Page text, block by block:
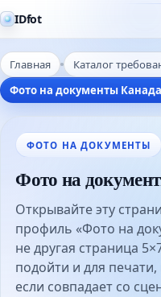
IDfot
Главная
Каталог
Фото на документы
ФОТО НА ДОКУМЕНТЫ
Фото на
Открывайте эту
профиль «Фото на
не другая страница
подойти и для
если совпадает со